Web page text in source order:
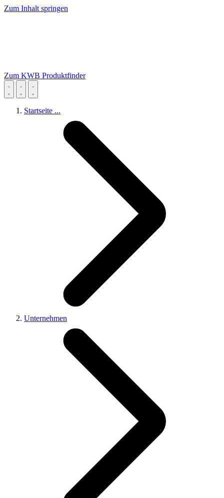
Zum Inhalt springen
Zum KWB Produktfinder
Startseite ...
Unternehmen